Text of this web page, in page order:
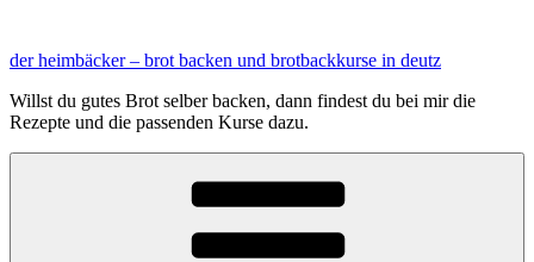
springen
der heimbäcker – brot backen und brotbackkurse in deutz
Willst du gutes Brot selber backen, dann findest du bei mir die
Rezepte und die passenden Kurse dazu.